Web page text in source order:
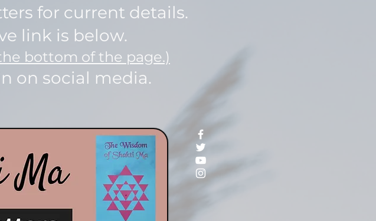
for current details.
link is below.
bottom of the page.)
on social media.